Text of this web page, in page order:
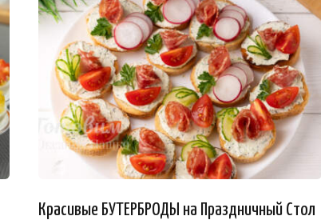
Красивые БУТЕРБРОДЫ на Праздничный Стол